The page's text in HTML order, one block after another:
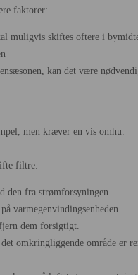
faktorer:
muligvis skiftes oftere i
kan det være
men kræver en vis omhu.
filtre:
den fra strømforsyningen.
varmegenvindingsenheden.
dem forsigtigt.
omkringliggende område er